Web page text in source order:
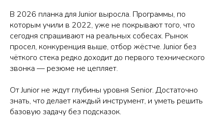
В 2026 планка для Junior выросла. Программы, по
которым учили в 2022, уже не покрывают того, что
сегодня спрашивают на реальных собесах. Рынок
просел, конкуренция выше, отбор жёстче. Junior без
чёткого стека редко доходит до первого технического
звонка — резюме не цепляет.
От Junior не ждут глубины уровня Senior. Достаточно
знать, что делает каждый инструмент, и уметь решить
базовую задачу без подсказок.